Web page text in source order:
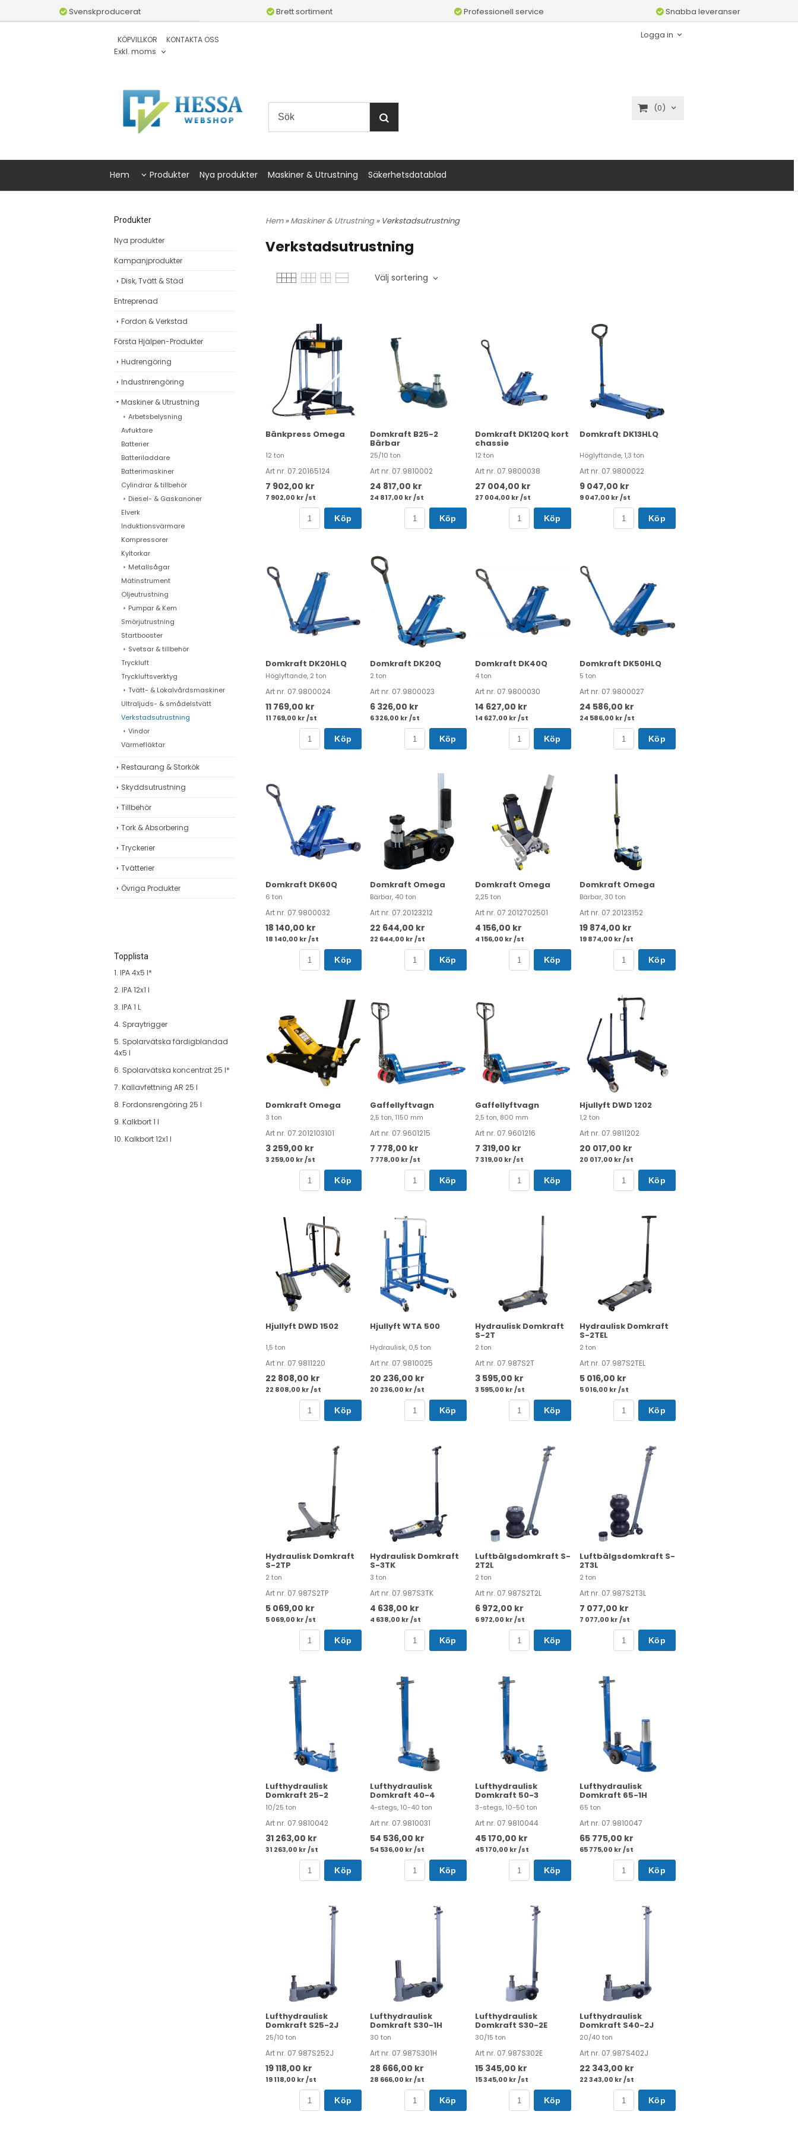
Svenskproducerat Brett sortiment Professionell service Snabba leveranser
KÖPVILLKOR KONTAKTA OSS
Exkl. moms
Logga in
(0)
Hem Produkter Nya produkter Maskiner & Utrustning Säkerhetsdatablad
Produkter
Nya produkter
Kampanjprodukter
Disk, Tvätt & Städ
Entreprenad
Fordon & Verkstad
Första Hjälpen-Produkter
Hudrengöring
Industrirengöring
Maskiner & Utrustning
Arbetsbelysning
Avfuktare
Batterier
Batteriladdare
Batterimaskiner
Cylindrar & tillbehör
Diesel- & Gaskanoner
Elverk
Induktionsvärmare
Kompressorer
Kyltorkar
Metallsågar
Mätinstrument
Oljeutrustning
Pumpar & Kem
Smörjutrustning
Startbooster
Svetsar & tillbehör
Tryckluft
Tryckluftsverktyg
Tvätt- & Lokalvårdsmaskiner
Ultraljuds- & smådelstvätt
Verkstadsutrustning
Vindor
Värmefläktar
Restaurang & Storkök
Skyddsutrustning
Tillbehör
Tork & Absorbering
Tryckerier
Tvätterier
Övriga Produkter
Topplista
1. IPA 4x5 l*
2. IPA 12x1 l
3. IPA 1 L
4. Spraytrigger
5. Spolarvätska färdigblandad
4x5 l
6. Spolarvätska koncentrat 25 l*
7. Kallavfettning AR 25 l
8. Fordonsrengöring 25 l
9. Kalkbort 1 l
10. Kalkbort 12x1 l
Hem»Maskiner & Utrustning» Verkstadsutrustning
Verkstadsutrustning
Välj sortering
Bänkpress Omega
12 ton
Art nr. 07.20165124
7 902,00 kr
7 902,00 kr /st
Köp
Domkraft B25-2
Bärbar
25/10 ton
Art nr. 07.9810002
24 817,00 kr
24 817,00 kr /st
Köp
Domkraft DK120Q kort
chassie
12 ton
Art nr. 07.9800038
27 004,00 kr
27 004,00 kr /st
Köp
Domkraft DK13HLQ
Höglyftande, 1,3 ton
Art nr. 07.9800022
9 047,00 kr
9 047,00 kr /st
Köp
Domkraft DK20HLQ
Höglyftande, 2 ton
Art nr. 07.9800024
11 769,00 kr
11 769,00 kr /st
Köp
Domkraft DK20Q
2 ton
Art nr. 07.9800023
6 326,00 kr
6 326,00 kr /st
Köp
Domkraft DK40Q
4 ton
Art nr. 07.9800030
14 627,00 kr
14 627,00 kr /st
Köp
Domkraft DK50HLQ
5 ton
Art nr. 07.9800027
24 586,00 kr
24 586,00 kr /st
Köp
Domkraft DK60Q
6 ton
Art nr. 07.9800032
18 140,00 kr
18 140,00 kr /st
Köp
Domkraft Omega
Bärbar, 40 ton
Art nr. 07.20123212
22 644,00 kr
22 644,00 kr /st
Köp
Domkraft Omega
2,25 ton
Art nr. 07.2012702501
4 156,00 kr
4 156,00 kr /st
Köp
Domkraft Omega
Bärbar, 30 ton
Art nr. 07.20123152
19 874,00 kr
19 874,00 kr /st
Köp
Domkraft Omega
3 ton
Art nr. 07.2012103101
3 259,00 kr
3 259,00 kr /st
Köp
Gaffellyftvagn
2,5 ton, 1150 mm
Art nr. 07.9601215
7 778,00 kr
7 778,00 kr /st
Köp
Gaffellyftvagn
2,5 ton, 800 mm
Art nr. 07.9601216
7 319,00 kr
7 319,00 kr /st
Köp
Hjullyft DWD 1202
1,2 ton
Art nr. 07.9811202
20 017,00 kr
20 017,00 kr /st
Köp
Hjullyft DWD 1502
1,5 ton
Art nr. 07.9811220
22 808,00 kr
22 808,00 kr /st
Köp
Hjullyft WTA 500
Hydraulisk, 0,5 ton
Art nr. 07.9810025
20 236,00 kr
20 236,00 kr /st
Köp
Hydraulisk Domkraft
S-2T
2 ton
Art nr. 07.987S2T
3 595,00 kr
3 595,00 kr /st
Köp
Hydraulisk Domkraft
S-2TEL
2 ton
Art nr. 07.987S2TEL
5 016,00 kr
5 016,00 kr /st
Köp
Hydraulisk Domkraft
S-2TP
2 ton
Art nr. 07.987S2TP
5 069,00 kr
5 069,00 kr /st
Köp
Hydraulisk Domkraft
S-3TK
3 ton
Art nr. 07.987S3TK
4 638,00 kr
4 638,00 kr /st
Köp
Luftbälgsdomkraft S-
2T2L
2 ton
Art nr. 07.987S2T2L
6 972,00 kr
6 972,00 kr /st
Köp
Luftbälgsdomkraft S-
2T3L
2 ton
Art nr. 07.987S2T3L
7 077,00 kr
7 077,00 kr /st
Köp
Lufthydraulisk
Domkraft 25-2
10/25 ton
Art nr. 07.9810042
31 263,00 kr
31 263,00 kr /st
Köp
Lufthydraulisk
Domkraft 40-4
4-stegs, 10-40 ton
Art nr. 07.9810031
54 536,00 kr
54 536,00 kr /st
Köp
Lufthydraulisk
Domkraft 50-3
3-stegs, 10-50 ton
Art nr. 07.9810044
45 170,00 kr
45 170,00 kr /st
Köp
Lufthydraulisk
Domkraft 65-1H
65 ton
Art nr. 07.9810047
65 775,00 kr
65 775,00 kr /st
Köp
Lufthydraulisk
Domkraft S25-2J
25/10 ton
Art nr. 07.987S252J
19 118,00 kr
19 118,00 kr /st
Köp
Lufthydraulisk
Domkraft S30-1H
30 ton
Art nr. 07.987S301H
28 666,00 kr
28 666,00 kr /st
Köp
Lufthydraulisk
Domkraft S30-2E
30/15 ton
Art nr. 07.987S302E
15 345,00 kr
15 345,00 kr /st
Köp
Lufthydraulisk
Domkraft S40-2J
20/40 ton
Art nr. 07.987S402J
22 343,00 kr
22 343,00 kr /st
Köp